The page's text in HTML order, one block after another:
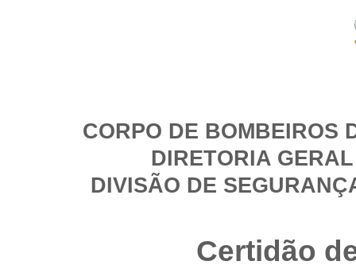
CORPO DE BOMBEIROS
DIRETORIA
DIVISÃO DE
Certidão